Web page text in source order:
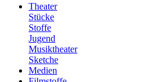
Theater
Stücke
Stoffe
Jugend
Musiktheater
Sketche
Medien